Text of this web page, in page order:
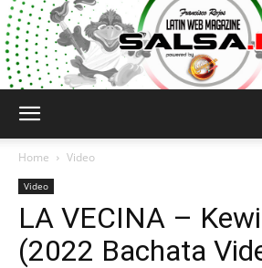
Home Video
Video
LA VECINA –
(2022 Bachata